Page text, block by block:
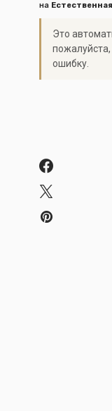
на
Это
ошибку.